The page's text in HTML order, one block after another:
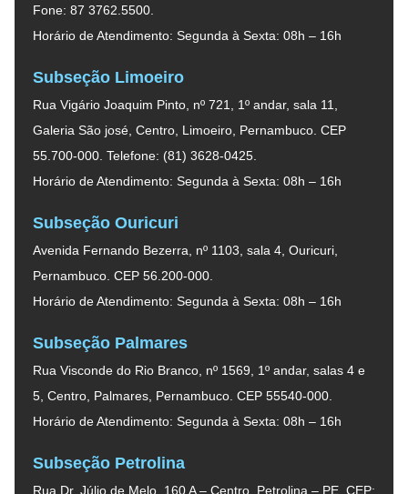
Fone: 87 3762.5500.
Horário de Atendimento: Segunda à Sexta: 08h – 16h
Subseção Limoeiro
Rua Vigário Joaquim Pinto, nº 721, 1º andar, sala 11,
Galeria São josé, Centro, Limoeiro, Pernambuco. CEP
55.700-000. Telefone: (81) 3628-0425.
Horário de Atendimento: Segunda à Sexta: 08h – 16h
Subseção Ouricuri
Avenida Fernando Bezerra, nº 1103, sala 4, Ouricuri,
Pernambuco. CEP 56.200-000.
Horário de Atendimento: Segunda à Sexta: 08h – 16h
Subseção Palmares
Rua Visconde do Rio Branco, nº 1569, 1º andar, salas 4 e
5, Centro, Palmares, Pernambuco. CEP 55540-000.
Horário de Atendimento: Segunda à Sexta: 08h – 16h
Subseção Petrolina
Rua Dr. Júlio de Melo, 160 A – Centro, Petrolina – PE. CEP: